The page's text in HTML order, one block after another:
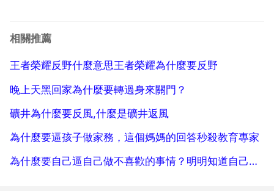
合，所以才會這樣。郭松齡為什麼要反奉？郭松齡反奉
相關推薦
王者榮耀反野什麼意思王者榮耀為什麼要反野
晚上天黑回家為什麼要轉過身來關門？
礦井為什麼要反風,什麼是礦井返風
為什麼要逼孩子做家務，這個媽媽的回答秒殺教育專家
為什麼要自己逼自己做不喜歡的事情？明明知道自己做得很難受，還